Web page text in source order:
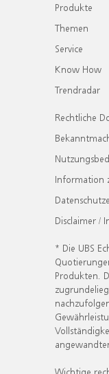
Produkte
Themen
Service
Know How
Trendradar
Rechtliche
Information
Disclaimer /
* Die UBS
Produkten.